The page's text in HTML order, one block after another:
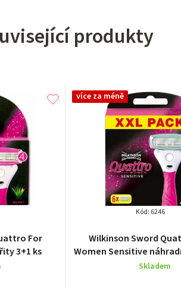
produkty
For
3+1 ks
více za méně
Wilkinson Sword
Women Sensitive
je
Skladem
Kód: 6246